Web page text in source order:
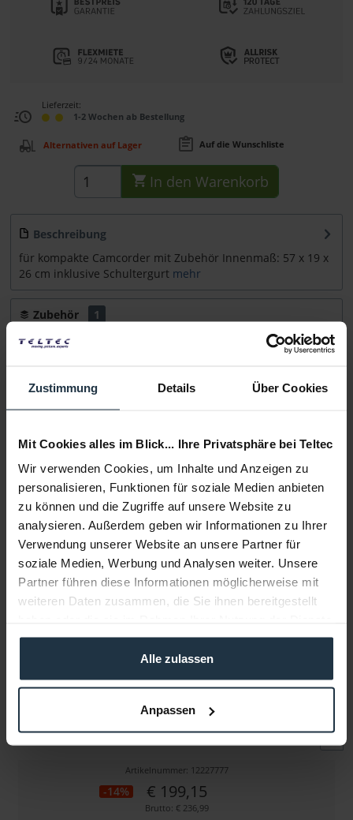
Zustimmung Details Über Cookies
Mit Cookies alles im Blick... Ihre Privatsphäre bei Teltec
Wir verwenden Cookies, um Inhalte und Anzeigen zu
personalisieren, Funktionen für soziale Medien anbieten
zu können und die Zugriffe auf unsere Website zu
analysieren. Außerdem geben wir Informationen zu Ihrer
Verwendung unserer Website an unsere Partner für
soziale Medien, Werbung und Analysen weiter. Unsere
Partner führen diese Informationen möglicherweise mit
weiteren Daten zusammen, die Sie ihnen bereitgestellt
gesammelt haben.
Alle zulassen
Anpassen
Lieferzeit:
1-2 Wochen ab Bestellung
Alternativen auf Lager Auf die Wunschliste
In den Warenkorb
Beschreibung
für kompakte Camcorder mit Zubehör Innenmaß: 57 x 19 x
26 cm inklusive Schultergurt mehr
Zubehör
1
Zubehör und Empfehlungen
Infos zu Hersteller & Produktsicherheit
Folgende Infos zum Hersteller sind verfübar...... mehr
Weitere Artikel von Porta Brace ansehen
Kameratasche, schwarz
Artikelnummer: 12227777
-14% € 199,15
Brutto: € 236,99